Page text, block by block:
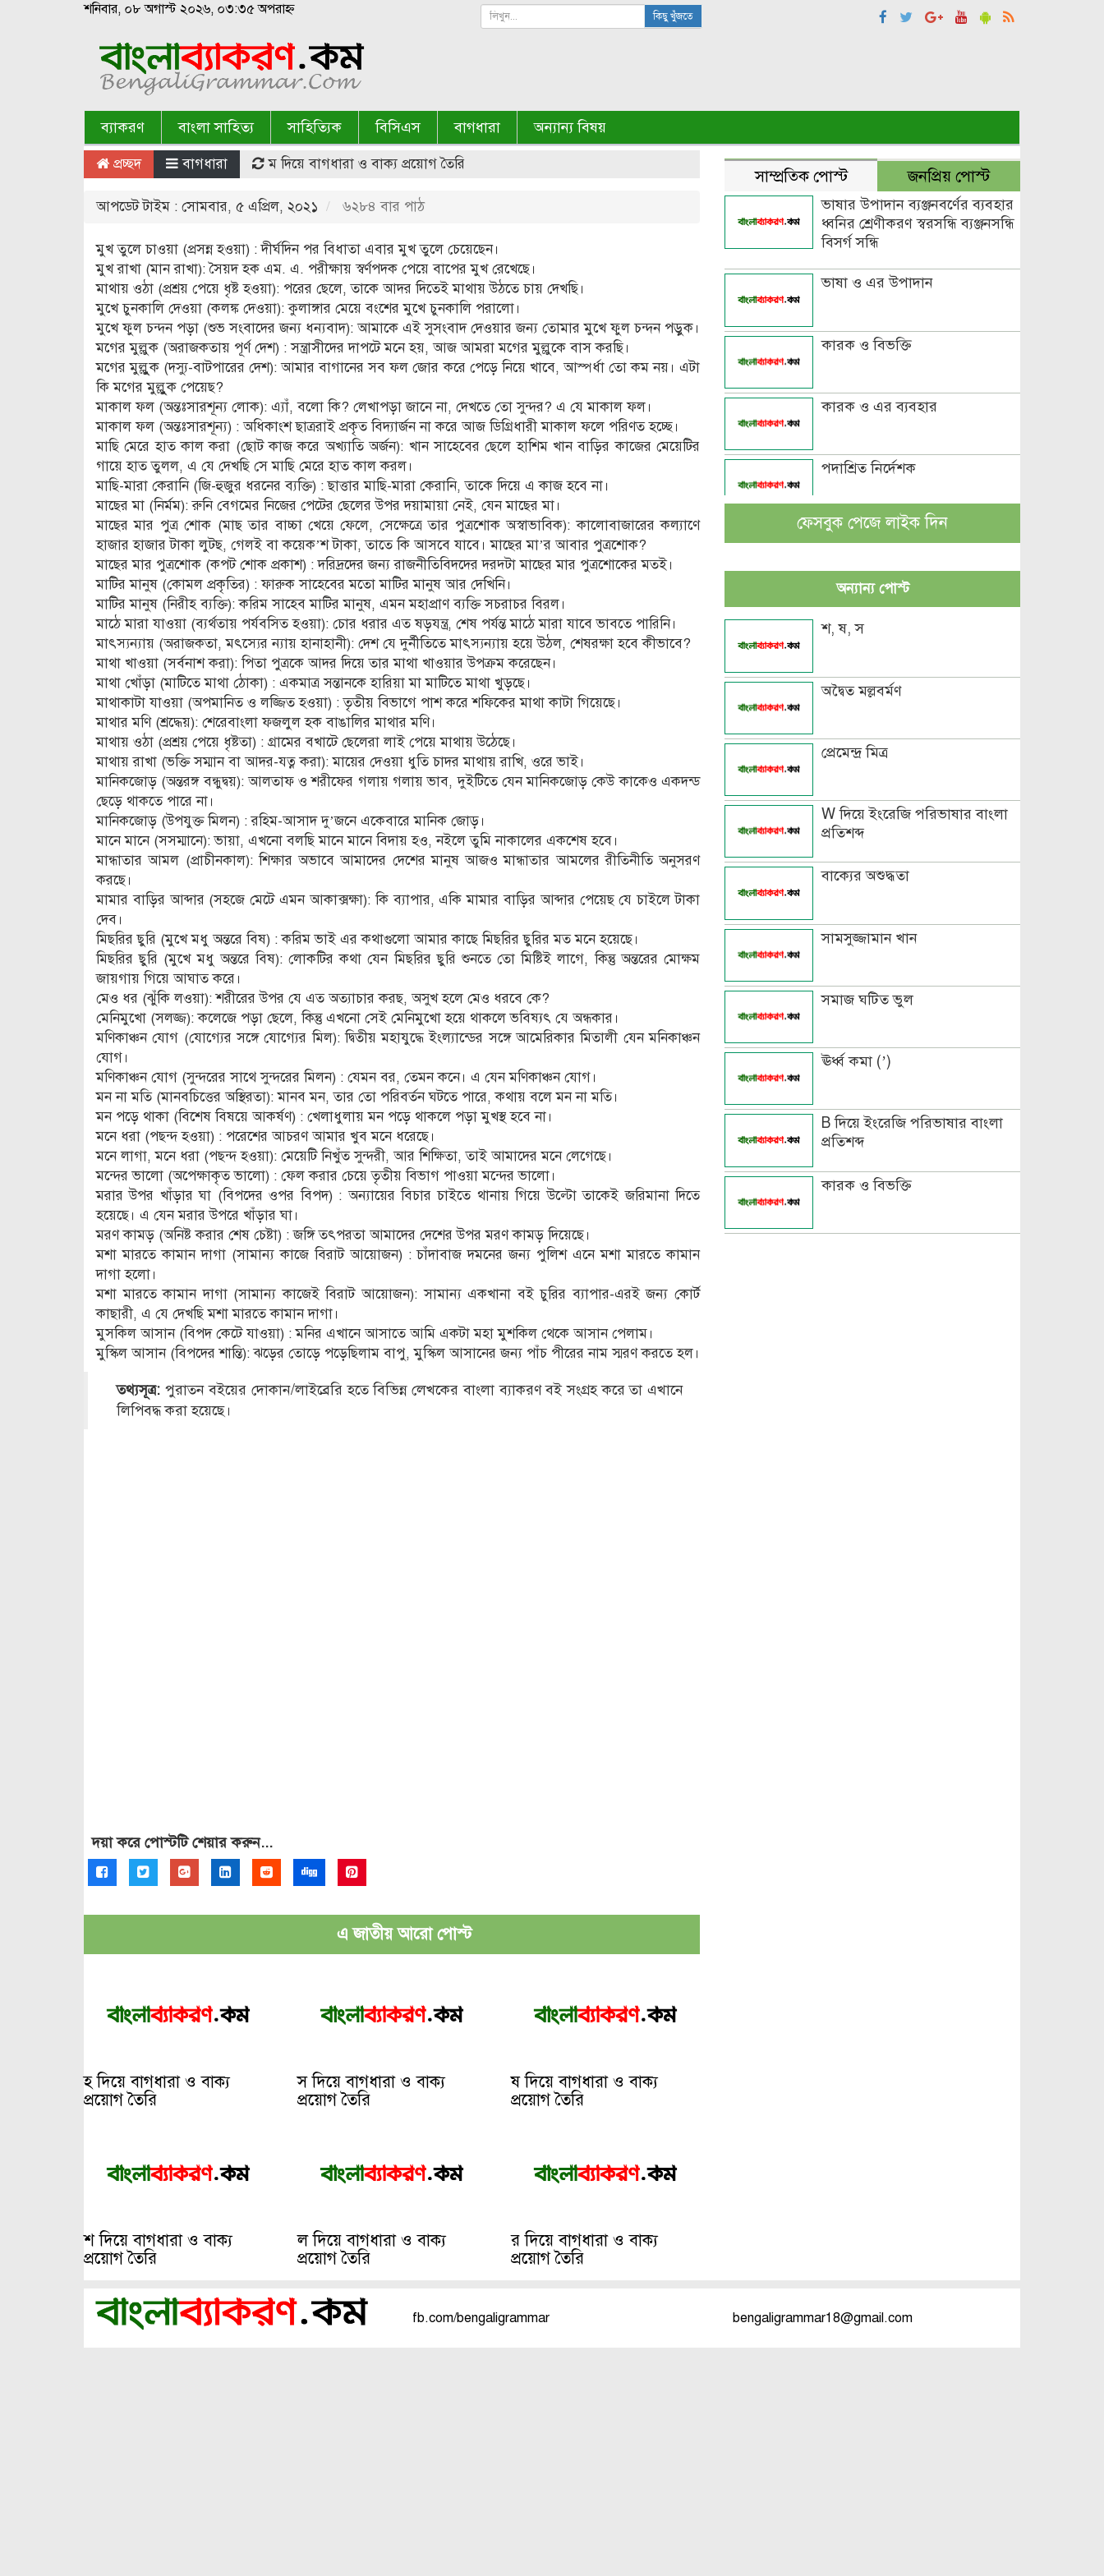
শনিবার, ০৮ অগাস্ট ২০২৬, ০৩:৩৫ অপরাহ্ন কিছু খুঁজতে
ব্যাকরণ বাংলা সাহিত্য সাহিত্যিক বিসিএস বাগধারা অন্যান্য বিষয়
প্রচ্ছদ বাগধারা ম দিয়ে বাগধারা ও বাক্য প্রয়োগ তৈরি
আপডেট টাইম : সোমবার, ৫ এপ্রিল, ২০২১ ৬২৮৪ বার পাঠ
মুখ তুলে চাওয়া (প্রসন্ন হওয়া) : দীর্ঘদিন পর বিধাতা এবার মুখ তুলে চেয়েছেন।
মুখ রাখা (মান রাখা): সৈয়দ হক এম. এ. পরীক্ষায় স্বর্ণপদক পেয়ে বাপের মুখ রেখেছে।
মাথায় ওঠা (প্রশ্রয় পেয়ে ধৃষ্ট হওয়া): পরের ছেলে, তাকে আদর দিতেই মাথায় উঠতে চায় দেখছি।
মুখে চুনকালি দেওয়া (কলঙ্ক দেওয়া): কুলাঙ্গার মেয়ে বংশের মুখে চুনকালি পরালো।
মুখে ফুল চন্দন পড়া (শুভ সংবাদের জন্য ধন্যবাদ): আমাকে এই সুসংবাদ দেওয়ার জন্য তোমার মুখে ফুল চন্দন পড়ুক।
মগের মুল্লুক (অরাজকতায় পূর্ণ দেশ) : সন্ত্রাসীদের দাপটে মনে হয়, আজ আমরা মগের মুল্লুকে বাস করছি।
মগের মুল্লুুক (দস্যু-বাটপারের দেশ): আমার বাগানের সব ফল জোর করে পেড়ে নিয়ে খাবে, আস্পর্ধা তো কম নয়। এটা
কি মগের মুল্লুুক পেয়েছ?
মাকাল ফল (অন্তঃসারশূন্য লোক): এ্যাঁ, বলো কি? লেখাপড়া জানে না, দেখতে তো সুন্দর? এ যে মাকাল ফল।
মাকাল ফল (অন্তঃসারশূন্য) : অধিকাংশ ছাত্ররাই প্রকৃত বিদ্যার্জন না করে আজ ডিগ্রিধারী মাকাল ফলে পরিণত হচ্ছে।
মাছি মেরে হাত কাল করা (ছোট কাজ করে অখ্যাতি অর্জন): খান সাহেবের ছেলে হাশিম খান বাড়ির কাজের মেয়েটির
গায়ে হাত তুলল, এ যে দেখছি সে মাছি মেরে হাত কাল করল।
মাছি-মারা কেরানি (জি-হুজুর ধরনের ব্যক্তি) : ছাত্তার মাছি-মারা কেরানি, তাকে দিয়ে এ কাজ হবে না।
মাছের মা (নির্মম): রুনি বেগমের নিজের পেটের ছেলের উপর দয়ামায়া নেই, যেন মাছের মা।
মাছের মার পুত্র শোক (মাছ তার বাচ্চা খেয়ে ফেলে, সেক্ষেত্রে তার পুত্রশোক অস্বাভাবিক): কালোবাজারের কল্যাণে
হাজার হাজার টাকা লুটছ, গেলই বা কয়েক’শ টাকা, তাতে কি আসবে যাবে। মাছের মা’র আবার পুত্রশোক?
মাছের মার পুত্রশোক (কপট শোক প্রকাশ) : দরিদ্রদের জন্য রাজনীতিবিদদের দরদ্টা মাছের মার পুত্রশোকের মতই।
মাটির মানুষ (কোমল প্রকৃতির) : ফারুক সাহেবের মতো মাটির মানুষ আর দেখিনি।
মাটির মানুষ (নিরীহ ব্যক্তি): করিম সাহেব মাটির মানুষ, এমন মহাপ্রাণ ব্যক্তি সচরাচর বিরল।
মাঠে মারা যাওয়া (ব্যর্থতায় পর্যবসিত হওয়া): চোর ধরার এত ষড়যন্ত্র, শেষ পর্যন্ত মাঠে মারা যাবে ভাবতে পারিনি।
মাৎস্যন্যায় (অরাজকতা, মৎস্যের ন্যায় হানাহানী): দেশ যে দুর্নীতিতে মাৎস্যন্যায় হয়ে উঠল, শেষরক্ষা হবে কীভাবে?
মাথা খাওয়া (সর্বনাশ করা): পিতা পুত্রকে আদর দিয়ে তার মাথা খাওয়ার উপক্রম করেছেন।
মাথা খোঁড়া (মাটিতে মাথা ঠোকা) : একমাত্র সন্তানকে হারিয়া মা মাটিতে মাথা খুড়ছে।
মাথাকাটা যাওয়া (অপমানিত ও লজ্জিত হওয়া) : তৃতীয় বিভাগে পাশ করে শফিকের মাথা কাটা গিয়েছে।
মাথার মণি (শ্রদ্ধেয়): শেরেবাংলা ফজলুল হক বাঙালির মাথার মণি।
মাথায় ওঠা (প্রশ্রয় পেয়ে ধৃষ্টতা) : গ্রামের বখাটে ছেলেরা লাই পেয়ে মাথায় উঠেছে।
মাথায় রাখা (ভক্তি সম্মান বা আদর-যত্ন করা): মায়ের দেওয়া ধুতি চাদর মাথায় রাখি, ওরে ভাই।
মানিকজোড় (অন্তরঙ্গ বন্ধুদ্বয়): আলতাফ ও শরীফের গলায় গলায় ভাব, দুইটিতে যেন মানিকজোড় কেউ কাকেও একদন্ড
ছেড়ে থাকতে পারে না।
মানিকজোড় (উপযুক্ত মিলন) : রহিম-আসাদ দু’জনে একেবারে মানিক জোড়।
মানে মানে (সসম্মানে): ভায়া, এখনো বলছি মানে মানে বিদায় হও, নইলে তুমি নাকালের একশেষ হবে।
মান্ধাতার আমল (প্রাচীনকাল): শিক্ষার অভাবে আমাদের দেশের মানুষ আজও মান্ধাতার আমলের রীতিনীতি অনুসরণ
করছে।
মামার বাড়ির আব্দার (সহজে মেটে এমন আকাক্সক্ষা): কি ব্যাপার, একি মামার বাড়ির আব্দার পেয়েছ যে চাইলে টাকা
দেব।
মিছরির ছুরি (মুখে মধু অন্তরে বিষ) : করিম ভাই এর কথাগুলো আমার কাছে মিছরির ছুরির মত মনে হয়েছে।
মিছরির ছুরি (মুখে মধু অন্তরে বিষ): লোকটির কথা যেন মিছরির ছুরি শুনতে তো মিষ্টিই লাগে, কিন্তু অন্তরের মোক্ষম
জায়গায় গিয়ে আঘাত করে।
মেও ধর (ঝুঁকি লওয়া): শরীরের উপর যে এত অত্যাচার করছ, অসুখ হলে মেও ধরবে কে?
মেনিমুখো (সলজ্জ): কলেজে পড়া ছেলে, কিন্তু এখনো সেই মেনিমুখো হয়ে থাকলে ভবিষ্যৎ যে অন্ধকার।
মণিকাঞ্চন যোগ (যোগ্যের সঙ্গে যোগ্যের মিল): দ্বিতীয় মহাযুদ্ধে ইংল্যান্ডের সঙ্গে আমেরিকার মিতালী যেন মনিকাঞ্চন
যোগ।
মণিকাঞ্চন যোগ (সুন্দরের সাথে সুন্দরের মিলন) : যেমন বর, তেমন কনে। এ যেন মণিকাঞ্চন যোগ।
মন না মতি (মানবচিত্তের অস্থিরতা): মানব মন, তার তো পরিবর্তন ঘটতে পারে, কথায় বলে মন না মতি।
মন পড়ে থাকা (বিশেষ বিষয়ে আকর্ষণ) : খেলাধুলায় মন পড়ে থাকলে পড়া মুখস্থ হবে না।
মনে ধরা (পছন্দ হওয়া) : পরেশের আচরণ আমার খুব মনে ধরেছে।
মনে লাগা, মনে ধরা (পছন্দ হওয়া): মেয়েটি নিখুঁত সুন্দরী, আর শিক্ষিতা, তাই আমাদের মনে লেগেছে।
মন্দের ভালো (অপেক্ষাকৃত ভালো) : ফেল করার চেয়ে তৃতীয় বিভাগ পাওয়া মন্দের ভালো।
মরার উপর খাঁড়ার ঘা (বিপদের ওপর বিপদ) : অন্যায়ের বিচার চাইতে থানায় গিয়ে উল্টো তাকেই জরিমানা দিতে
হয়েছে। এ যেন মরার উপরে খাঁড়ার ঘা।
মরণ কামড় (অনিষ্ট করার শেষ চেষ্টা) : জঙ্গি তৎপরতা আমাদের দেশের উপর মরণ কামড় দিয়েছে।
মশা মারতে কামান দাগা (সামান্য কাজে বিরাট আয়োজন) : চাঁদাবাজ দমনের জন্য পুলিশ এনে মশা মারতে কামান
দাগা হলো।
মশা মারতে কামান দাগা (সামান্য কাজেই বিরাট আয়োজন): সামান্য একখানা বই চুরির ব্যাপার-এরই জন্য কোর্ট
কাছারী, এ যে দেখছি মশা মারতে কামান দাগা।
মুসকিল আসান (বিপদ কেটে যাওয়া) : মনির এখানে আসাতে আমি একটা মহা মুশকিল থেকে আসান পেলাম।
মুস্কিল আসান (বিপদের শান্তি): ঝড়ের তোড়ে পড়েছিলাম বাপু, মুস্কিল আসানের জন্য পাঁচ পীরের নাম স্মরণ করতে হল।
তথ্যসূত্র: পুরাতন বইয়ের দোকান/লাইব্রেরি হতে বিভিন্ন লেখকের বাংলা ব্যাকরণ বই সংগ্রহ করে তা এখানে
লিপিবদ্ধ করা হয়েছে।
দয়া করে পোস্টটি শেয়ার করুন...
এ জাতীয় আরো পোস্ট
হ দিয়ে বাগধারা ও বাক্য
প্রয়োগ তৈরি
স দিয়ে বাগধারা ও বাক্য
প্রয়োগ তৈরি
ষ দিয়ে বাগধারা ও বাক্য
প্রয়োগ তৈরি
শ দিয়ে বাগধারা ও বাক্য
প্রয়োগ তৈরি
ল দিয়ে বাগধারা ও বাক্য
প্রয়োগ তৈরি
র দিয়ে বাগধারা ও বাক্য
প্রয়োগ তৈরি
সাম্প্রতিক পোস্ট জনপ্রিয় পোস্ট
ভাষার উপাদান ব্যঞ্জনবর্ণের ব্যবহার
ধ্বনির শ্রেণীকরণ স্বরসন্ধি ব্যঞ্জনসন্ধি
বিসর্গ সন্ধি
ভাষা ও এর উপাদান
কারক ও বিভক্তি
কারক ও এর ব্যবহার
পদাশ্রিত নির্দেশক
বচন কাকে বলে এবং প্রকারসহ
উদাহরণ
পুরুষবাচক শব্দের শেষে প্রত্যয় যোগে
লিঙ্গ পরিবর্তনের উদাহরণ
পরিবর্তনের উদাহরণ
উদাহরণ
ফেসবুক পেজে লাইক দিন
অন্যান্য পোস্ট
শ, ষ, স
অদ্বৈত মল্লবর্মণ
প্রেমেন্দ্র মিত্র
W দিয়ে ইংরেজি পরিভাষার বাংলা
প্রতিশব্দ
বাক্যের অশুদ্ধতা
সামসুজ্জামান খান
সমাজ ঘটিত ভুল
ঊর্ধ্ব কমা (’)
B দিয়ে ইংরেজি পরিভাষার বাংলা
প্রতিশব্দ
কারক ও বিভক্তি
fb.com/bengaligrammar bengaligrammar18@gmail.com